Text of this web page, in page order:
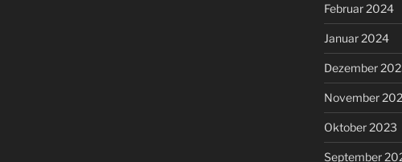
Februar 2024
Januar 2024
Dezember
November
Oktober 2023
September